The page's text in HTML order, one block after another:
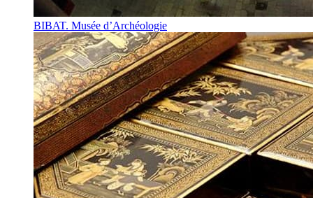
BIBAT. Musée d’Archéologie